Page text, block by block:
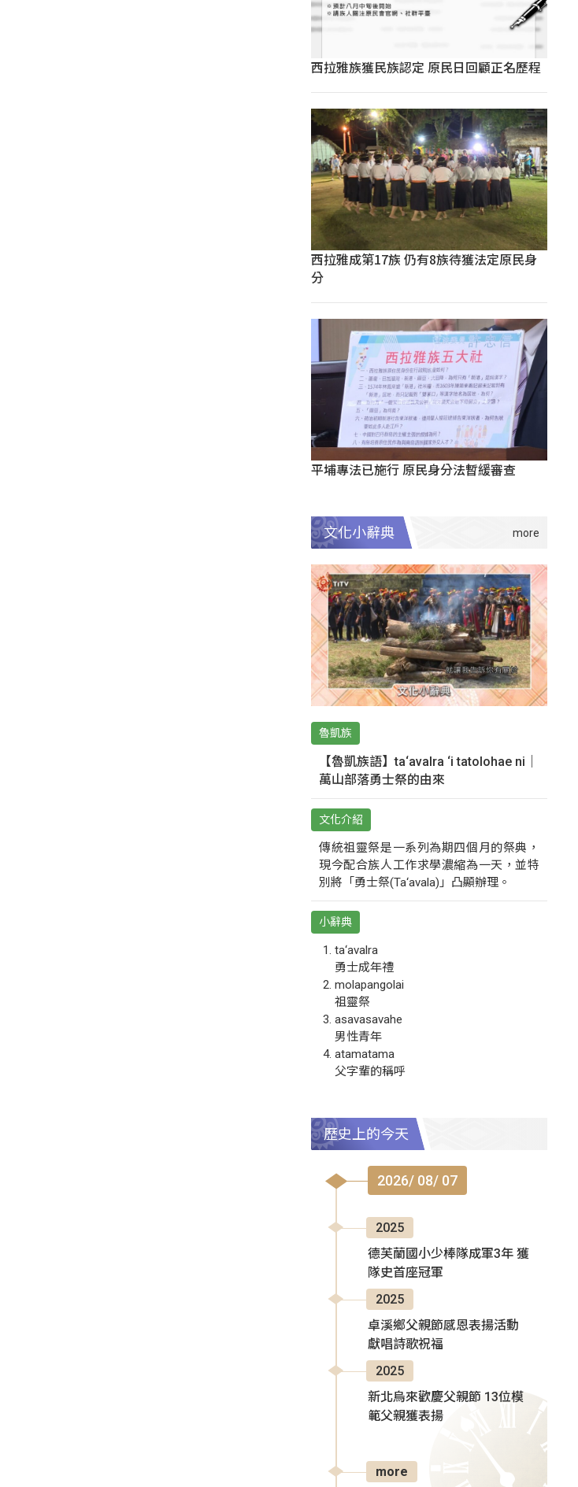
西拉雅族獲民族認定 原民日回顧正名歷程
西拉雅成第17族 仍有8族待獲法定原民身
分
平埔專法已施行 原民身分法暫緩審查
文化小辭典
魯凱族
【魯凱族語】ta‘avalra ‘i tatolohae ni｜
萬山部落勇士祭的由來
文化介紹
傳統祖靈祭是一系列為期四個月的祭典，
現今配合族人工作求學濃縮為一天，並特
別將「勇士祭(Ta‘avala)」凸顯辦理。
小辭典
ta‘avalra
勇士成年禮
molapangolai
祖靈祭
asavasavahe
男性青年
atamatama
父字輩的稱呼
歷史上的今天
2026/ 08/ 07
2025
德芙蘭國小少棒隊成軍3年 獲
隊史首座冠軍
2025
卓溪鄉父親節感恩表揚活動
獻唱詩歌祝福
2025
新北烏來歡慶父親節 13位模
範父親獲表揚
more